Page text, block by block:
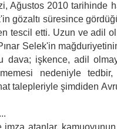
Ağustos 2010 tarihinde
gözaltı süresince
tescil etti. Uzun ve adil
Selek'in
dava; işkence, adil
nedeniyle
talepleriyle şimdiden
atanlar,